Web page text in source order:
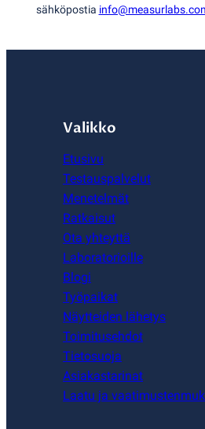
sähköpostia
Valikko
Etusivu
Testauspalvelut
Menetelmät
Ratkaisut
Ota yhteyttä
Laboratorioille
Blogi
Työpaikat
Näytteiden lähetys
Toimitusehdot
Tietosuoja
Asiakastarinat
Laatu ja